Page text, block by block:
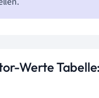
Werte